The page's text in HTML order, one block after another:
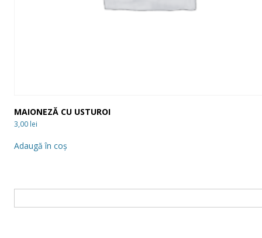
MAIONEZĂ CU USTUROI
3,00 lei
Adaugă în coș
după: